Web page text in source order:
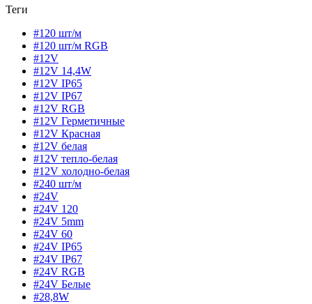
Теги
#120 шт/м
#120 шт/м RGB
#12V
#12V 14,4W
#12V IP65
#12V IP67
#12V RGB
#12V Герметичные
#12V Красная
#12V белая
#12V тепло-белая
#12V холодно-белая
#240 шт/м
#24V
#24V 120
#24V 5mm
#24V 60
#24V IP65
#24V IP67
#24V RGB
#24V Белые
#28,8W